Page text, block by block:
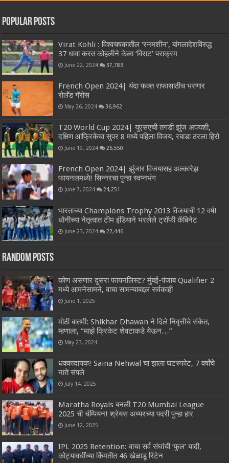
Popular Posts
Virat Kohli : विश्वचषकातील ‘रनमशीन’, बांगलादेशविरुद्ध
37 धावा करत कोहलीने केला ‘विराट’ पराक्रम
June 22, 2024 37,783
French Open 2024| यंदा फक्त राफासाठीच भरणार
रोलॅंड गॅरोस
May 26, 2024 36,962
T20 World Cup 2024| युएसएची तगडी झुंज अपयशी,
दक्षिण आफ्रिकेचा सुपर 8 मध्ये पहिला विजय, रबाडा ठरला हिरो
June 19, 2024 26,550
French Open 2024| झुंजार विजयासह अल्कारेझ
फायनलमध्ये! सिन्नरचा पुन्हा स्वप्नभंग
June 7, 2024 24,251
भारताच्या Champions Trophy 2013 विजयाची 12 वर्ष!
धोनीच्या नेतृत्वात टीम इंडियाने भरलेले ट्रॉफी कॅबिनेट
June 23, 2024 22,446
Random Posts
कोण असणार दुसरा फायनलिस्ट? मुंबई-पंजाब Qualifier 2
मध्ये आमनेसामने, वाचा सामन्याबद्दल सर्वकाही
June 1, 2025
मोठी बातमी: Shikhar Dhawan ने दिले निवृत्तीचे संकेत,
म्हणाला, “माझे क्रिकेट शेवटाकडे येऊन…”
May 23, 2024
धक्कादायक! Saina Nehwal चा झाला घटस्फोट, 7 वर्षांचे
नाते संपले
July 14, 2025
Maratha Royals बनली T20 Mumbai League
2025 ची चॅम्पियन! श्रेयस अय्यरच्या पदरी पुन्हा हार
June 12, 2025
IPL 2025 Retention: वाचा सर्व संघांची ‘फुल’ यादी,
कोट्यावधींच्या किंमतीत 46 खेळाडू रिटेन